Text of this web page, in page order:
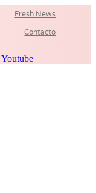
Fresh News
Contacto
Youtube